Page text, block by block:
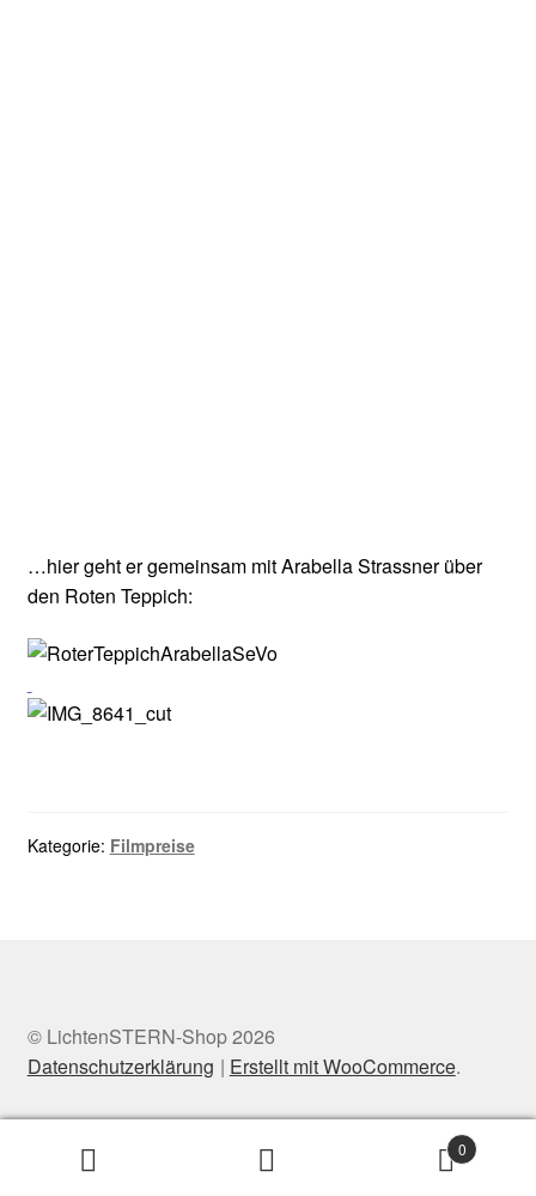
…hier geht er gemeinsam mit Arabella Strassner über
den Roten Teppich:
Kategorie: Filmpreise
© LichtenSTERN-Shop 2026
Datenschutzerklärung
Erstellt mit WooCommerce.
0